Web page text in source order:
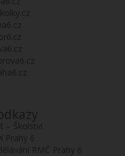
– Školství
Prahy 6
RMČ Prahy 6